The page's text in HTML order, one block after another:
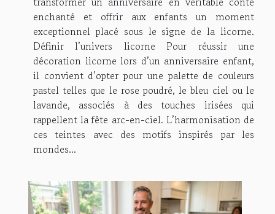
enchanté et offrir aux enfants un moment
exceptionnel placé sous le signe de la licorne.
Définir l’univers licorne Pour réussir une
décoration licorne lors d’un anniversaire enfant,
il convient d’opter pour une palette de couleurs
pastel telles que le rose poudré, le bleu ciel ou le
lavande, associés à des touches irisées qui
rappellent la fête arc-en-ciel. L’harmonisation de
ces teintes avec des motifs inspirés par les
mondes...